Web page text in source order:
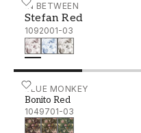
IN BETWEEN
Stefan Red
1092001-03
Stefan Red - 1092001-
BLUE MONKEY
Bonito Red
1049701-03
Bonito Red - 1049701-